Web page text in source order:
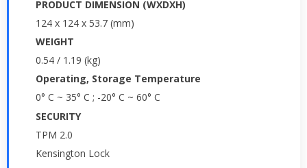
PRODUCT DIMENSION (WXDXH)
124 x 124 x 53.7 (mm)
WEIGHT
0.54 / 1.19 (kg)
Operating, Storage Temperature
0° C ~ 35° C ; -20° C ~ 60° C
SECURITY
TPM 2.0
Kensington Lock